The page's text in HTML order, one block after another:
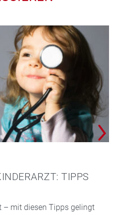
TIPPS
– mit diesen Tipps gelingt